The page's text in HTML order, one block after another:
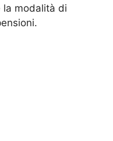
la modalità di